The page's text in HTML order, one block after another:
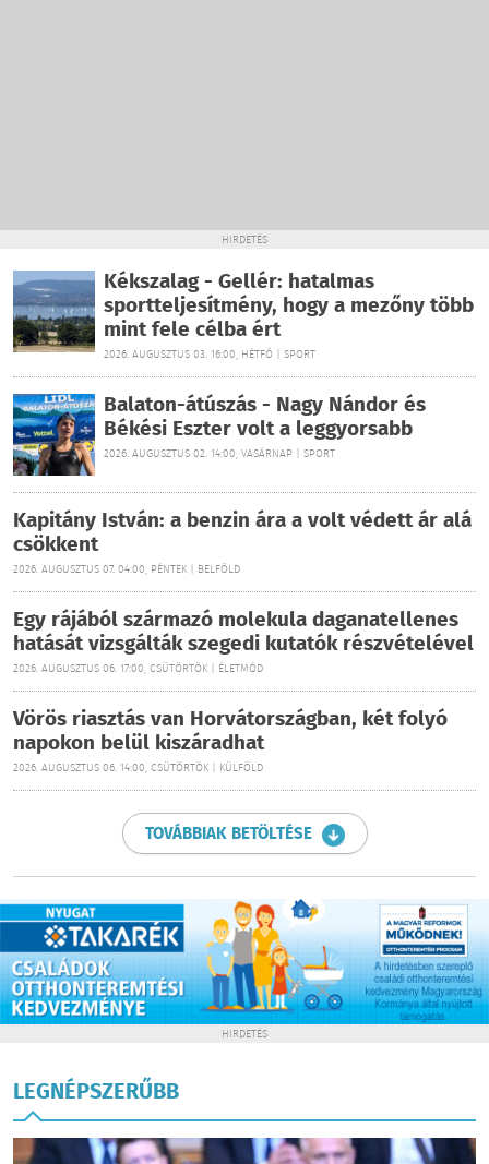
HIRDETÉS
Kékszalag - Gellér: hatalmas
sportteljesítmény, hogy a mezőny több
mint fele célba ért
2026. AUGUSZTUS 03. 16:00, HÉTFŐ | SPORT
Balaton-átúszás - Nagy Nándor és
Békési Eszter volt a leggyorsabb
2026. AUGUSZTUS 02. 14:00, VASÁRNAP | SPORT
Kapitány István: a benzin ára a volt védett ár alá
csökkent
2026. AUGUSZTUS 07. 04:00, PÉNTEK | BELFÖLD
Egy rájából származó molekula daganatellenes
hatását vizsgálták szegedi kutatók részvételével
2026. AUGUSZTUS 06. 17:00, CSÜTÖRTÖK | ÉLETMÓD
Vörös riasztás van Horvátországban, két folyó
napokon belül kiszáradhat
2026. AUGUSZTUS 06. 14:00, CSÜTÖRTÖK | KÜLFÖLD
TOVÁBBIAK BETÖLTÉSE
HIRDETÉS
LEGNÉPSZERŰBB